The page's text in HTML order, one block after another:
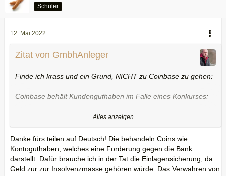
Schüler
12. Mai 2022
Zitat von GmbhAnleger
Finde ich krass und ein Grund, NICHT zu Coinbase zu gehen:
Coinbase behält Kundenguthaben im Falle eines Konkurses:
Das war die ziemlich schockierende Nachricht in der
Gewinnmitteilung für das erste Quartal für die führende US-
basierte zentrale Börse. Darin heißt es, dass dieGuthaben
der Kunden als Eigentum von Coinbase betrachtet
werden, wenn das Unternehmen Insolvenz anmeldet. Die
Offenlegung unterstreicht die Verwahrungsrisiken des Haltens
Alles anzeigen
Danke fürs teilen auf Deutsch! Die behandeln Coins wie
Kontoguthaben, welches eine Forderung gegen die Bank
darstellt. Dafür brauche ich in der Tat die Einlagensicherung, da
Geld zur zur Insolvenzmasse gehören würde. Das Verwahren von